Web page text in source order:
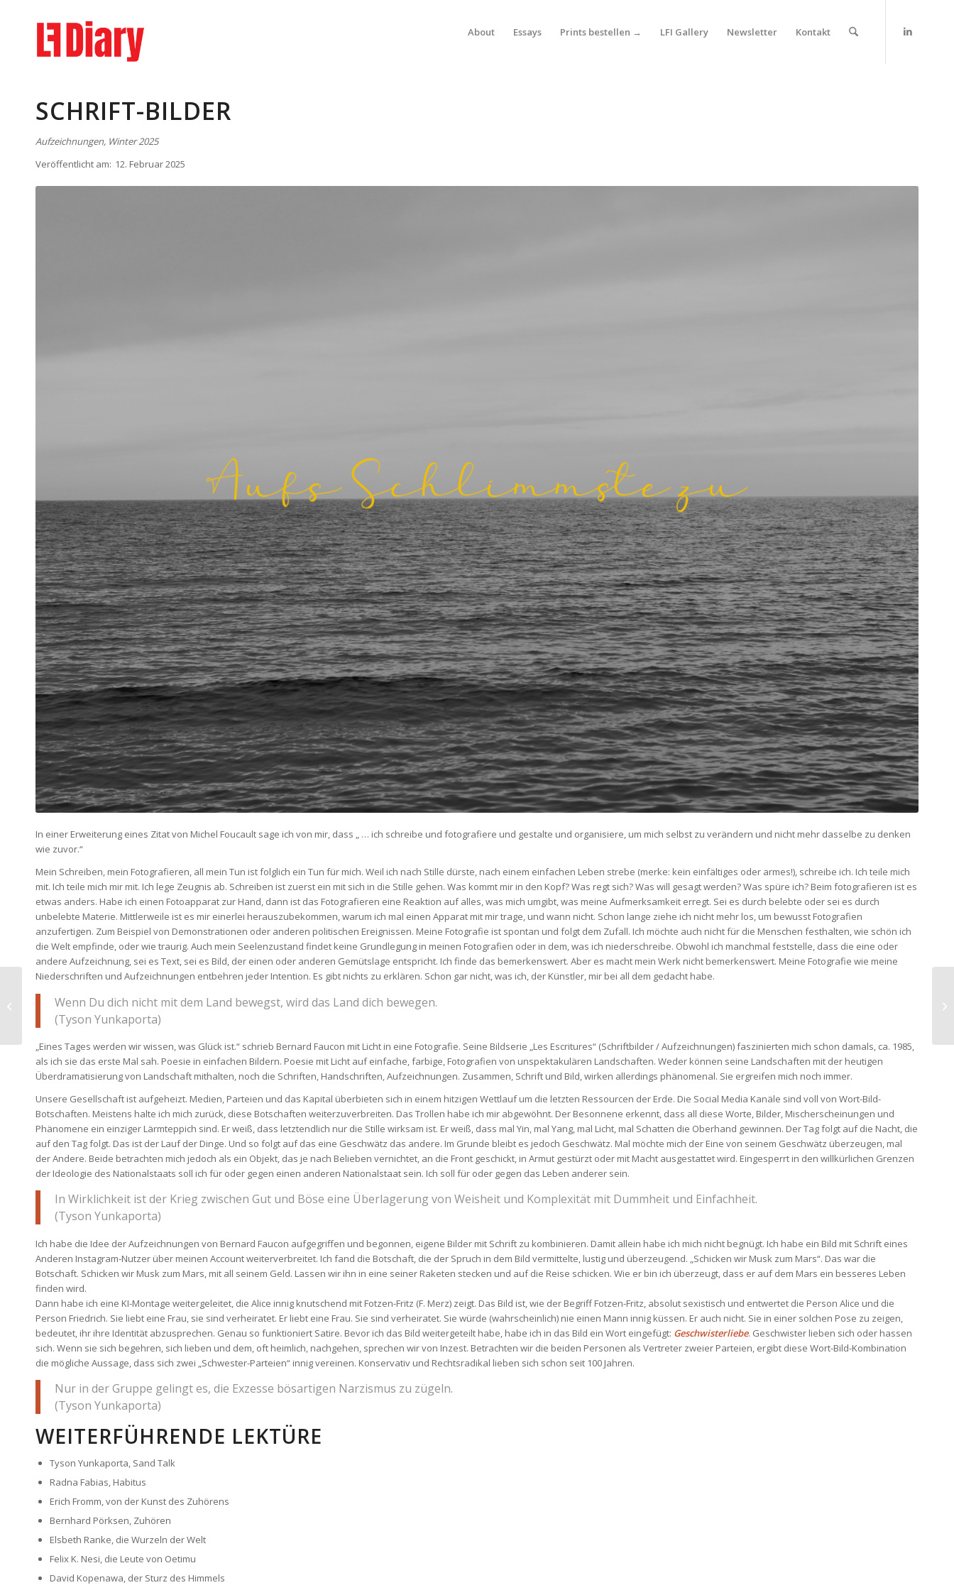
About Essays Prints bestellen → LFI Gallery Newsletter Kontakt
SCHRIFT-BILDER
Aufzeichnungen, Winter 2025
Veröffentlicht am: 12. Februar 2025
In einer Erweiterung eines Zitat von Michel Foucault sage ich von mir, dass „ … ich schreibe und fotografiere und gestalte und organisiere, um mich selbst zu verändern und nicht mehr dasselbe zu denken
wie zuvor.“
Mein Schreiben, mein Fotografieren, all mein Tun ist folglich ein Tun für mich. Weil ich nach Stille dürste, nach einem einfachen Leben strebe (merke: kein einfältiges oder armes!), schreibe ich. Ich teile mich
mit. Ich teile mich mir mit. Ich lege Zeugnis ab. Schreiben ist zuerst ein mit sich in die Stille gehen. Was kommt mir in den Kopf? Was regt sich? Was will gesagt werden? Was spüre ich? Beim fotografieren ist es
etwas anders. Habe ich einen Fotoapparat zur Hand, dann ist das Fotografieren eine Reaktion auf alles, was mich umgibt, was meine Aufmerksamkeit erregt. Sei es durch belebte oder sei es durch
unbelebte Materie. Mittlerweile ist es mir einerlei herauszubekommen, warum ich mal einen Apparat mit mir trage, und wann nicht. Schon lange ziehe ich nicht mehr los, um bewusst Fotografien
anzufertigen. Zum Beispiel von Demonstrationen oder anderen politischen Ereignissen. Meine Fotografie ist spontan und folgt dem Zufall. Ich möchte auch nicht für die Menschen festhalten, wie schön ich
die Welt empfinde, oder wie traurig. Auch mein Seelenzustand findet keine Grundlegung in meinen Fotografien oder in dem, was ich niederschreibe. Obwohl ich manchmal feststelle, dass die eine oder
andere Aufzeichnung, sei es Text, sei es Bild, der einen oder anderen Gemütslage entspricht. Ich finde das bemerkenswert. Aber es macht mein Werk nicht bemerkenswert. Meine Fotografie wie meine
Niederschriften und Aufzeichnungen entbehren jeder Intention. Es gibt nichts zu erklären. Schon gar nicht, was ich, der Künstler, mir bei all dem gedacht habe.
Wenn Du dich nicht mit dem Land bewegst, wird das Land dich bewegen.
(Tyson Yunkaporta)
„Eines Tages werden wir wissen, was Glück ist.“ schrieb Bernard Faucon mit Licht in eine Fotografie. Seine Bildserie „Les Escritures“ (Schriftbilder / Aufzeichnungen) faszinierten mich schon damals, ca. 1985,
als ich sie das erste Mal sah. Poesie in einfachen Bildern. Poesie mit Licht auf einfache, farbige, Fotografien von unspektakulären Landschaften. Weder können seine Landschaften mit der heutigen
Überdramatisierung von Landschaft mithalten, noch die Schriften, Handschriften, Aufzeichnungen. Zusammen, Schrift und Bild, wirken allerdings phänomenal. Sie ergreifen mich noch immer.
Unsere Gesellschaft ist aufgeheizt. Medien, Parteien und das Kapital überbieten sich in einem hitzigen Wettlauf um die letzten Ressourcen der Erde. Die Social Media Kanäle sind voll von Wort-Bild-
Botschaften. Meistens halte ich mich zurück, diese Botschaften weiterzuverbreiten. Das Trollen habe ich mir abgewöhnt. Der Besonnene erkennt, dass all diese Worte, Bilder, Mischerscheinungen und
Phänomene ein einziger Lärmteppich sind. Er weiß, dass letztendlich nur die Stille wirksam ist. Er weiß, dass mal Yin, mal Yang, mal Licht, mal Schatten die Oberhand gewinnen. Der Tag folgt auf die Nacht, die
auf den Tag folgt. Das ist der Lauf der Dinge. Und so folgt auf das eine Geschwätz das andere. Im Grunde bleibt es jedoch Geschwätz. Mal möchte mich der Eine von seinem Geschwätz überzeugen, mal
der Andere. Beide betrachten mich jedoch als ein Objekt, das je nach Belieben vernichtet, an die Front geschickt, in Armut gestürzt oder mit Macht ausgestattet wird. Eingesperrt in den willkürlichen Grenzen
der Ideologie des Nationalstaats soll ich für oder gegen einen anderen Nationalstaat sein. Ich soll für oder gegen das Leben anderer sein.
In Wirklichkeit ist der Krieg zwischen Gut und Böse eine Überlagerung von Weisheit und Komplexität mit Dummheit und Einfachheit.
(Tyson Yunkaporta)
Ich habe die Idee der Aufzeichnungen von Bernard Faucon aufgegriffen und begonnen, eigene Bilder mit Schrift zu kombinieren. Damit allein habe ich mich nicht begnügt. Ich habe ein Bild mit Schrift eines
Anderen Instagram-Nutzer über meinen Account weiterverbreitet. Ich fand die Botschaft, die der Spruch in dem Bild vermittelte, lustig und überzeugend. „Schicken wir Musk zum Mars“. Das war die
Botschaft. Schicken wir Musk zum Mars, mit all seinem Geld. Lassen wir ihn in eine seiner Raketen stecken und auf die Reise schicken. Wie er bin ich überzeugt, dass er auf dem Mars ein besseres Leben
finden wird.
Dann habe ich eine KI-Montage weitergeleitet, die Alice innig knutschend mit Fotzen-Fritz (F. Merz) zeigt. Das Bild ist, wie der Begriff Fotzen-Fritz, absolut sexistisch und entwertet die Person Alice und die
Person Friedrich. Sie liebt eine Frau, sie sind verheiratet. Er liebt eine Frau. Sie sind verheiratet. Sie würde (wahrscheinlich) nie einen Mann innig küssen. Er auch nicht. Sie in einer solchen Pose zu zeigen,
bedeutet, ihr ihre Identität abzusprechen. Genau so funktioniert Satire. Bevor ich das Bild weitergeteilt habe, habe ich in das Bild ein Wort eingefügt: Geschwisterliebe. Geschwister lieben sich oder hassen
sich. Wenn sie sich begehren, sich lieben und dem, oft heimlich, nachgehen, sprechen wir von Inzest. Betrachten wir die beiden Personen als Vertreter zweier Parteien, ergibt diese Wort-Bild-Kombination
die mögliche Aussage, dass sich zwei „Schwester-Parteien“ innig vereinen. Konservativ und Rechtsradikal lieben sich schon seit 100 Jahren.
Nur in der Gruppe gelingt es, die Exzesse bösartigen Narzismus zu zügeln.
(Tyson Yunkaporta)
WEITERFÜHRENDE LEKTÜRE
Tyson Yunkaporta, Sand Talk
Radna Fabias, Habitus
Erich Fromm, von der Kunst des Zuhörens
Bernhard Pörksen, Zuhören
Elsbeth Ranke, die Wurzeln der Welt
Felix K. Nesi, die Leute von Oetimu
David Kopenawa, der Sturz des Himmels
Beobachtungen Januar